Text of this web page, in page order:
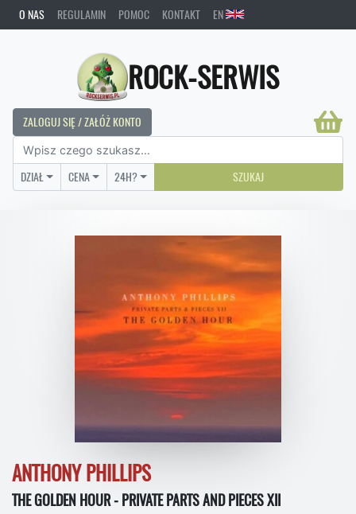
O NAS REGULAMIN POMOC KONTAKT EN
ROCK-SERWIS
ZALOGUJ SIĘ / ZAŁÓŻ KONTO
DZIAŁ CENA 24H? SZUKAJ
ANTHONY PHILLIPS
THE GOLDEN HOUR - PRIVATE PARTS AND PIECES XII